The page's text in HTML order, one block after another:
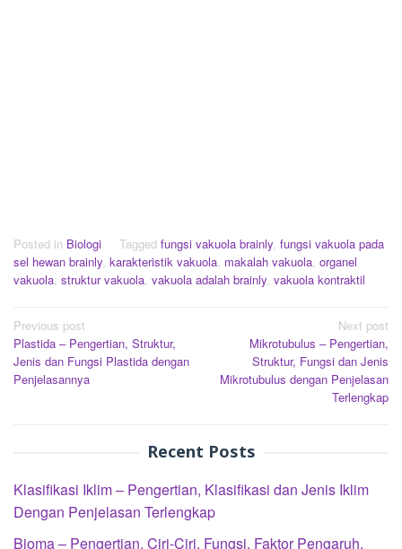
Posted in Biologi Tagged fungsi vakuola brainly, fungsi vakuola pada
sel hewan brainly, karakteristik vakuola, makalah vakuola, organel
vakuola, struktur vakuola, vakuola adalah brainly, vakuola kontraktil
Post
navigation
Previous post
Plastida – Pengertian, Struktur,
Jenis dan Fungsi Plastida dengan
Penjelasannya
Next post
Mikrotubulus – Pengertian,
Struktur, Fungsi dan Jenis
Mikrotubulus dengan Penjelasan
Terlengkap
Recent Posts
Klasifikasi Iklim – Pengertian, Klasifikasi dan Jenis Iklim
Dengan Penjelasan Terlengkap
Bioma – Pengertian, Ciri-Ciri, Fungsi, Faktor Pengaruh,